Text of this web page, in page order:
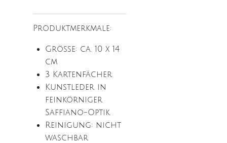
Produktmerkmale:
Größe: ca. 10 x 14
cm
3 Kartenfächer
Kunstleder in
feinkörniger
Saffiano-Optik
Reinigung: nicht
waschbar